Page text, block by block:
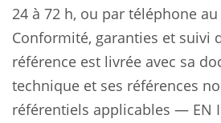
24 à 72 h, ou par téléphone au
Conformité, garanties et suivi
référence est livrée avec sa
technique et ses références
référentiels applicables — EN